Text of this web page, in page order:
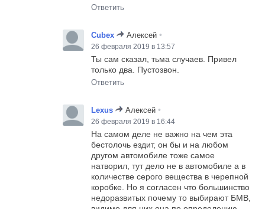
Ответить
Cubex Алексей •
26 февраля 2019 в 13:57
Ты сам сказал, тьма случаев. Привел
только два. Пустозвон.
Ответить
Lexus Алексей •
26 февраля 2019 в 16:44
На самом деле не важно на чем эта
бестолочь ездит, он бы и на любом
другом автомобиле тоже самое
натворил, тут дело не в автомобиле а в
количестве серого вещества в черепной
коробке. Но я согласен что большинство
недоразвитых почему то выбирают БМВ,